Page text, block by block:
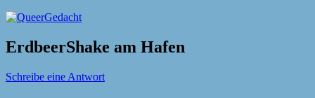
ErdbeerShake am Hafen
Schreibe eine Antwort